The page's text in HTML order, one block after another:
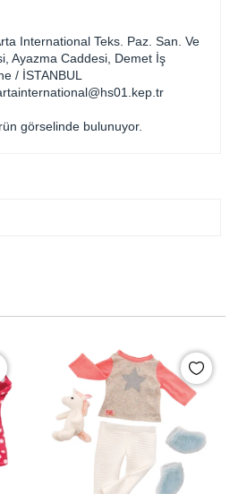
International Teks. Paz. San. Ve
Ayazma Caddesi, Demet İş
/ İSTANBUL
görselinde bulunuyor.